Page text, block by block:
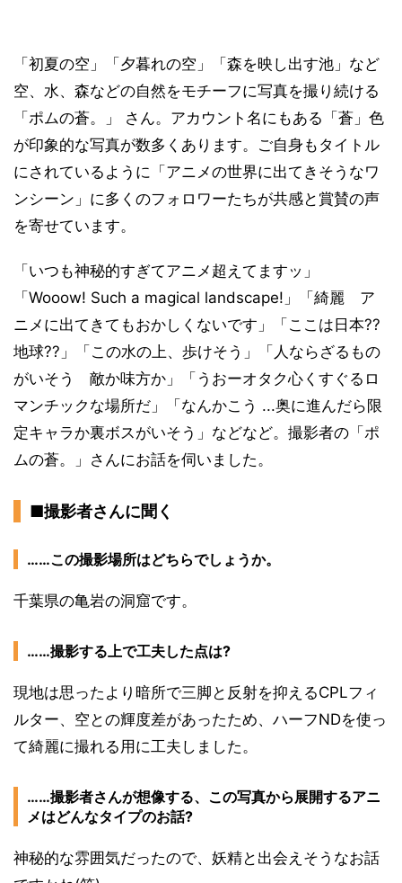
「初夏の空」「夕暮れの空」「森を映し出す池」など
空、水、森などの自然をモチーフに写真を撮り続ける
「ポムの蒼。」 さん。アカウント名にもある「蒼」色
が印象的な写真が数多くあります。ご自身もタイトル
にされているように「アニメの世界に出てきそうなワ
ンシーン」に多くのフォロワーたちが共感と賞賛の声
を寄せています。
「いつも神秘的すぎてアニメ超えてますッ」
「Wooow! Such a magical landscape!」「綺麗 ア
ニメに出てきてもおかしくないです」「ここは日本??
地球??」「この水の上、歩けそう」「人ならざるもの
がいそう 敵か味方か」「うおーオタク心くすぐるロ
マンチックな場所だ」「なんかこう ...奥に進んだら限
定キャラか裏ボスがいそう」などなど。撮影者の「ポ
ムの蒼。」さんにお話を伺いました。
■撮影者さんに聞く
……この撮影場所はどちらでしょうか。
千葉県の亀岩の洞窟です。
……撮影する上で工夫した点は?
現地は思ったより暗所で三脚と反射を抑えるCPLフィ
ルター、空との輝度差があったため、ハーフNDを使っ
て綺麗に撮れる用に工夫しました。
……撮影者さんが想像する、この写真から展開するアニ
メはどんなタイプのお話?
神秘的な雰囲気だったので、妖精と出会えそうなお話